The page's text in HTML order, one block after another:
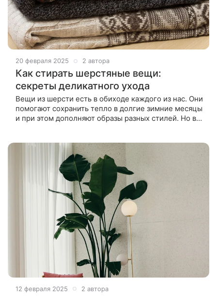
20 февраля 2025 2 автора
Как стирать шерстяные вещи:
секреты деликатного ухода
Вещи из шерсти есть в обиходе каждого из нас. Они
помогают сохранить тепло в долгие зимние месяцы
и при этом дополняют образы разных стилей. Но в
12 февраля 2025 2 автора